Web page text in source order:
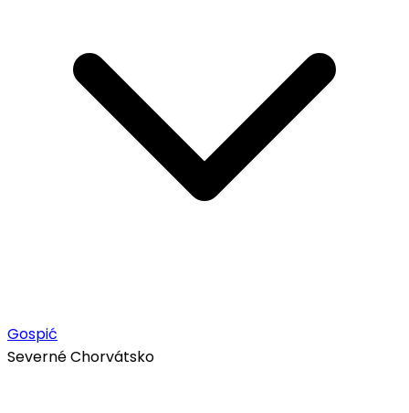
Gospić
Severné Chorvátsko